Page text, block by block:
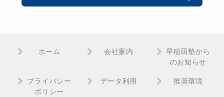
ホーム 会社案内
早稲田塾から
のお知らせ
プライバシー
ポリシー
データ利用 推奨環境